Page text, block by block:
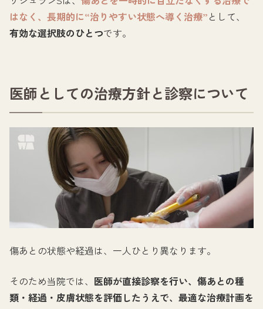
はなく、長期的に“治りやすい状態へ導く治療”として、
有効な選択肢のひとつです。
医師としての治療方針と診察について
傷あとの状態や経過は、一人ひとり異なります。
そのため当院では、 医師が直接診察を行い、傷あとの種
類・経過・皮膚状態を評価したうえで、最適な治療計画を